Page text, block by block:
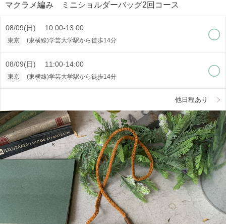
マクラメ編み ミニショルダーバッグ2回コース
08/09(日) 10:00-13:00
東京 (東横線)学芸大学駅から徒歩14分
08/09(日) 11:00-14:00
東京 (東横線)学芸大学駅から徒歩14分
他日程あり